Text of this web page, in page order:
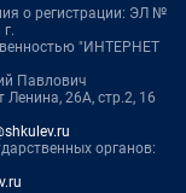
о регистрации: ЭЛ №
"ИНТЕРНЕТ
Павлович
Ленина, 26А, стр.2, 16
органов: